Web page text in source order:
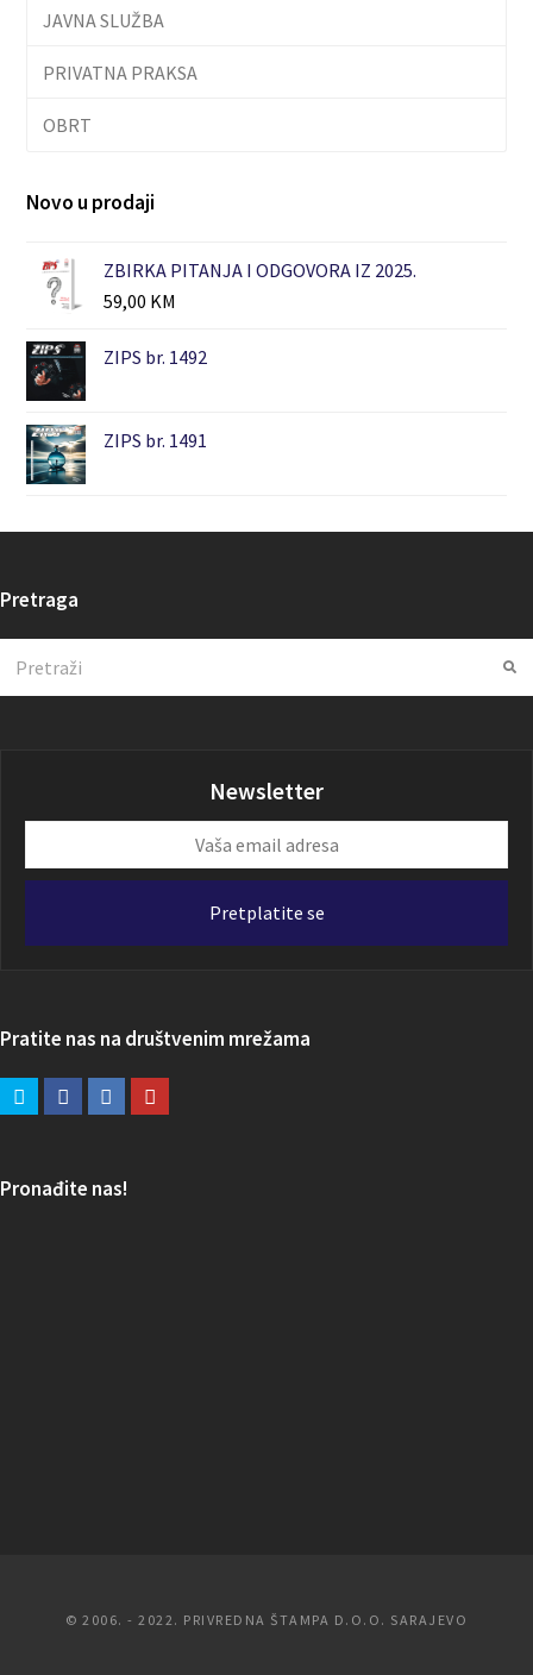
JAVNA SLUŽBA
PRIVATNA PRAKSA
OBRT
Novo u prodaji
ZBIRKA PITANJA I ODGOVORA IZ 2025.
59,00 KM
ZIPS br. 1492
ZIPS br. 1491
Pretraga
Newsletter
email
Pretplatite se
Pratite nas na društvenim mrežama
Pronađite nas!
© 2006. - 2022. PRIVREDNA ŠTAMPA D.O.O. SARAJEVO